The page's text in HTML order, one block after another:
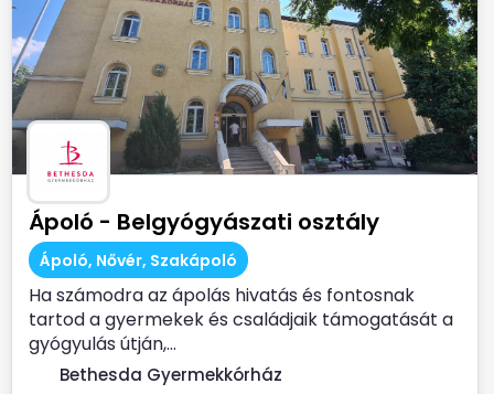
Ápoló - Belgyógyászati osztály
Ápoló, Nővér, Szakápoló
Ha számodra az ápolás hivatás és fontosnak
tartod a gyermekek és családjaik támogatását a
gyógyulás útján,...
Bethesda Gyermekkórház